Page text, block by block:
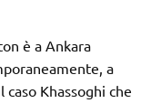
è a Ankara
a
Khassoghi che